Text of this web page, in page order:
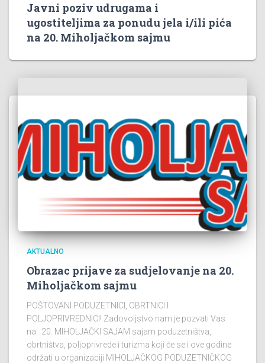
Javni poziv udrugama i
ugostiteljima za ponudu jela i/ili pića
na 20. Miholjačkom sajmu
AKTUALNO
Obrazac prijave za sudjelovanje na 20.
Miholjačkom sajmu
POŠTOVANI PODUZETNICI, OBRTNICI I
POLJOPRIVREDNICI! Zadovoljstvo nam je pozvati Vas
na 20. MIHOLJAČKI SAJAM sajam poduzetništva,
obrtništva, poljoprivrede i turizma koji će se i ove godine
održati u organizaciji MIHOLJAČKOG PODUZETNIČKOG